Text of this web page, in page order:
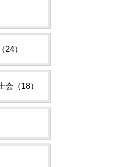
24）
会（18）